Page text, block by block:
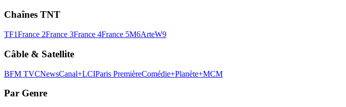
Chaînes TNT
TF1France 2France 3France 4France 5M6ArteW9
Câble & Satellite
BFM TVCNewsCanal+LCIParis PremièreComédie+Planète+MCM
Par Genre